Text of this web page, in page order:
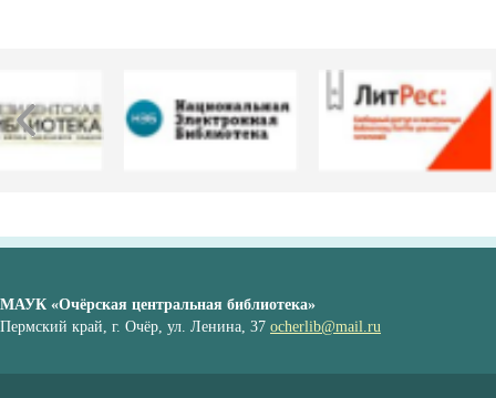
МАУК «Очёрская центральная библиотека»
Пермский край, г. Очёр, ул. Ленина, 37 ocherlib@mail.ru